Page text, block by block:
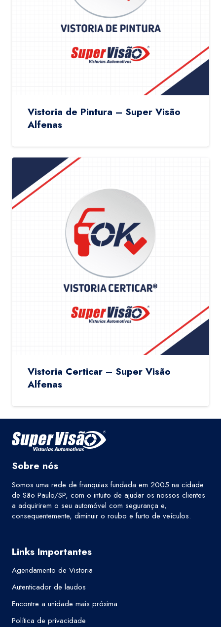
Vistoria de Pintura – Super Visão
Alfenas
Vistoria Certicar – Super Visão
Alfenas
Sobre nós
Somos uma rede de franquias fundada em 2005 na cidade
de São Paulo/SP, com o intuito de ajudar os nossos clientes
a adquirirem o seu automóvel com segurança e,
consequentemente, diminuir o roubo e furto de veículos.
Links Importantes
Agendamento de Vistoria
Autenticador de laudos
Encontre a unidade mais próxima
Política de privacidade